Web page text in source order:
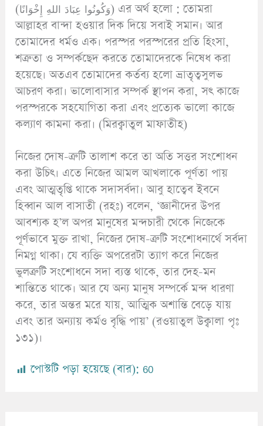
(وَكُونُوا عِبَادَ اللهِ إِخْوَانًا) এর অর্থ হলো : তোমরা
আল্লাহর বান্দা হওয়ার দিক দিয়ে সবাই সমান। আর
তোমাদের ধর্মও এক। পরস্পর পরস্পরের প্রতি হিংসা,
শত্রুতা ও সম্পর্কছেদ করতে তোমাদেরকে নিষেধ করা
হয়েছে। অতএব তোমাদের কর্তব্য হলো ভ্রাতৃত্বসুলভ
আচরণ করা। ভালোবাসার সম্পর্ক স্থাপন করা, সৎ কাজে
পরস্পরকে সহযোগিতা করা এবং প্রত্যেক ভালো কাজে
কল্যাণ কামনা করা। (মিরক্বাতুল মাফাতীহ)
নিজের দোষ-ত্রুটি তালাশ করে তা অতি সত্তর সংশোধন
করা উচিৎ। এতে নিজের আমল আখলাকে পূর্ণতা পায়
এবং আত্মতৃপ্তি থাকে সদাসর্বদা। আবু হাত্বেব ইবনে
হিব্বান আল বাসাতী (রহঃ) বলেন, ‘জ্ঞানীদের উপর
আবশ্যক হ’ল অপর মানুষের মন্দচারী থেকে নিজেকে
পূর্ণভাবে মুক্ত রাখা, নিজের দোষ-ত্রুটি সংশোধনার্থে সর্বদা
নিমগ্ন থাকা। যে ব্যক্তি অপরেরটা ত্যাগ করে নিজের
ভুলত্রুটি সংশোধনে সদা ব্যস্ত থাকে, তার দেহ-মন
শান্তিতে থাকে। আর যে অন্য মানুষ সম্পর্কে মন্দ ধারণা
করে, তার অন্তর মরে যায়, আত্মিক অশান্তি বেড়ে যায়
এবং তার অন্যায় কর্মও বৃদ্ধি পায়’ (রওয়াতুল উক্বালা পৃঃ
১৩১)।
পোস্টটি পড়া হয়েছে (বার): 60